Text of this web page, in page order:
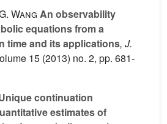
Wang An observability
equations from a
time and its applications, J.
15 (2013) no. 2, pp. 681-
continuation
estimates of